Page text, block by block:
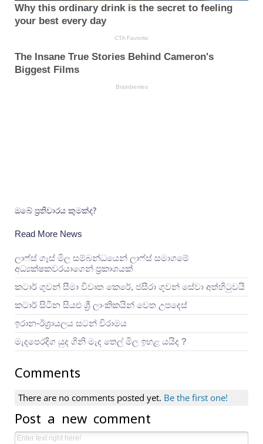
ඔබේ ප්‍රතිචාරය කුමක්ද?
Read More News
ලාෆ්ස් ගෑස් මිල සම්බන්ධයෙන් ලාෆ්ස් සමාගමේ
අධ්‍යක්ෂකවරයාගෙන් ප්‍රකාශයක්
කටාර් ගුවන් සීමා විවෘත කෙරේ, ජසීරා ගුවන් සේවා අත්හි‍ටුවයි
කටාර් සිටින සියළු ශ්‍රී ලාංකිකයින් වෙත උපදෙස්
ඉරාන-ඊශ්‍රායලය සටන් විරාමය
මැදපෙරදිග යුද ගිනි මැද තෙල් මිල ඉහළ යයිද ?
Comments
There are no comments posted yet. Be the first one!
Post a new comment